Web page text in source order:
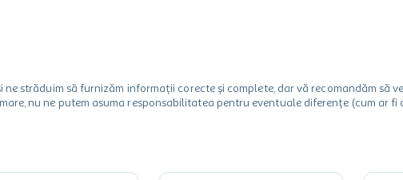
ne străduim să furnizăm informații corecte și complete, dar vă recomandăm
nu ne putem asuma responsabilitatea pentru eventuale diferențe (cum ar